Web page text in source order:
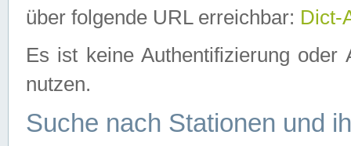
über folgende URL erreichbar: Dict-
Es ist keine Authentifizierung
nutzen.
Suche nach Stationen und